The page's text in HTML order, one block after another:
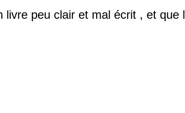
peu clair et mal écrit , et